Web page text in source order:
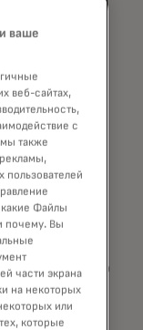
ваше
веб-сайтах,
с
мы также
пользователей
Файлы
почему. Вы
части экрана
на некоторых
или
которые